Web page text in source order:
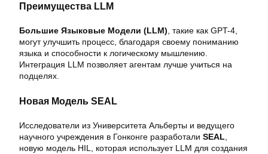
Преимущества LLM
Большие Языковые Модели (LLM), такие как GPT-4,
могут улучшить процесс, благодаря своему пониманию
языка и способности к логическому мышлению.
Интеграция LLM позволяет агентам лучше учиться на
подцелях.
Новая Модель SEAL
Исследователи из Университета Альберты и ведущего
научного учреждения в Гонконге разработали SEAL
новую модель HIL, которая использует LLM для создания